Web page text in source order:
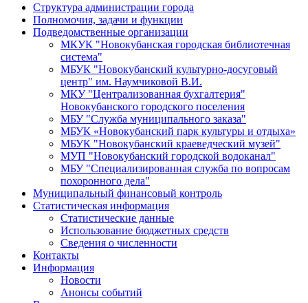
Структура администрации города
Полномочия, задачи и функции
Подведомственные организации
МКУК "Новокубанская городская библиотечная
система"
МБУК "Новокубанский культурно-досуговый
центр" им. Наумчиковой В.И.
МКУ "Централизованная бухгалтерия"
Новокубанского городского поселения
МБУ "Служба муниципального заказа"
МБУК «Новокубанский парк культуры и отдыха»
МБУК "Новокубанский краеведческий музей"
МУП "Новокубанский городской водоканал"
МБУ "Специализированная служба по вопросам
похоронного дела"
Муниципальный финансовый контроль
Статистическая информация
Статистические данные
Использование бюджетных средств
Сведения о численности
Контакты
Информация
Новости
Анонсы событий